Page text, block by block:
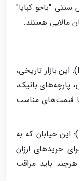
"باجو کبایا"
مالایی هستند.
بازار مرکزی کوالالامپور (Pasar Seni): این بازار تاریخی،
پارچه‌های باتیک،
قیمت‌های مناسب
خیابان پتالینگ (Petaling Street): این خیابان که به
خرید‌های ارزان
باید مراقب